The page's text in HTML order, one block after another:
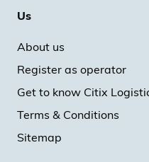
Us
About us
Register as operator
Get to know Citix
Terms & Conditions
Sitemap